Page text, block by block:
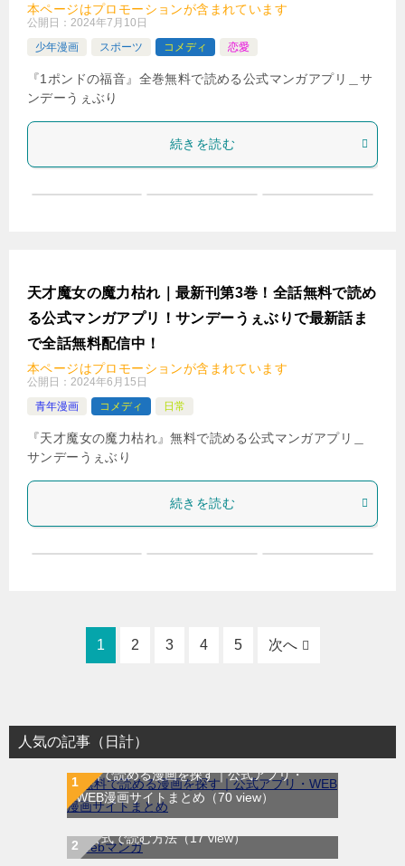
本ページはプロモーションが含まれています
公開日： 2024年7月10日
少年漫画
スポーツ コメディ 恋愛
『1ポンドの福音』全巻無料で読める公式マンガアプリ＿サ
ンデーうぇぶり
続きを読む
天才魔女の魔力枯れ｜最新刊第3巻！全話無料で読め
る公式マンガアプリ！サンデーうぇぶりで最新話ま
で全話無料配信中！
本ページはプロモーションが含まれています
公開日： 2024年6月15日
青年漫画
コメディ 日常
『天才魔女の魔力枯れ』無料で読める公式マンガアプリ＿
サンデーうぇぶり
続きを読む
1 2 3 4 5 次へ
人気の記事（日計）
無料で読める漫画を探す｜公式アプリ・
WEB漫画サイトまとめ （70 view）
WEB漫画サイト一覧｜ブラウザで無料漫画
を公式で読む方法（17 view）
ラストイニング｜全44巻完結！サンデーう